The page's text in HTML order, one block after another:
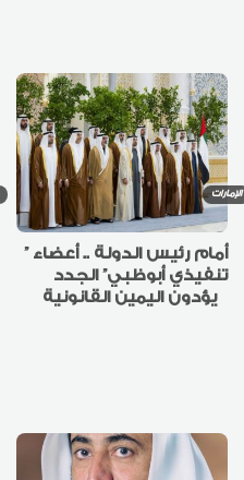
الإمارات
أمام رئيس الدولة .. أعضاء ”
تنفيذي أبوظبي” الجدد
يؤدون اليمين القانونية